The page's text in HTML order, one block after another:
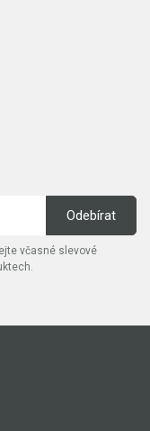
včasné slevové